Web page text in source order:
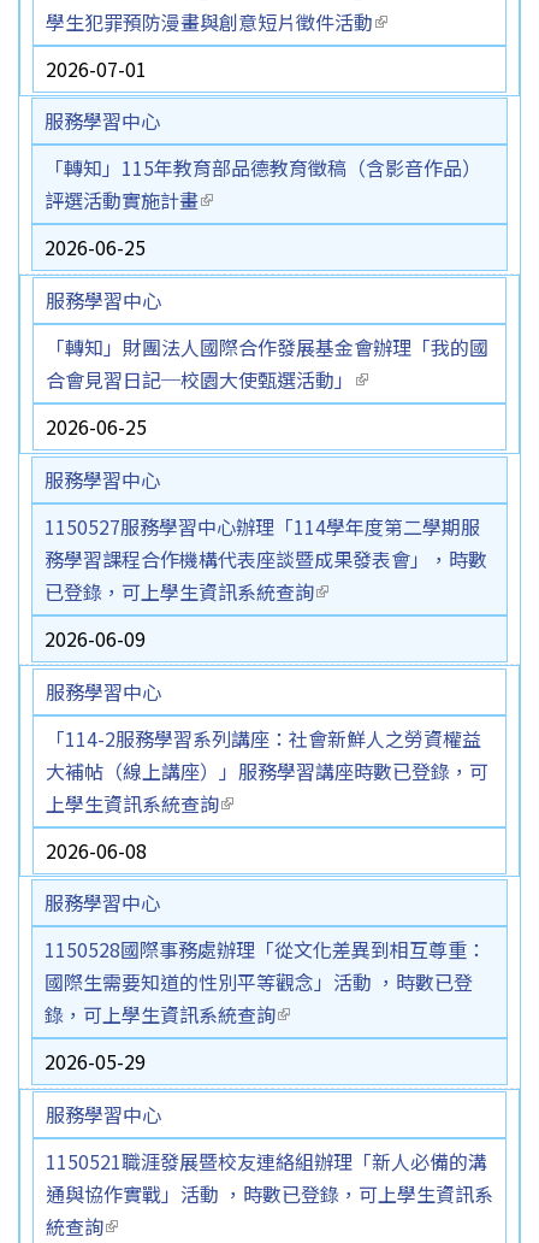
學生犯罪預防漫畫與創意短片徵件活動(link is external)
2026-07-01
服務學習中心
「轉知」115年教育部品德教育徵稿（含影音作品）
評選活動實施計畫(link is external)
2026-06-25
服務學習中心
「轉知」財團法人國際合作發展基金會辦理「我的國
合會見習日記─校園大使甄選活動」 (link is external)
2026-06-25
服務學習中心
1150527服務學習中心辦理「114學年度第二學期服
務學習課程合作機構代表座談暨成果發表會」，時數
已登錄，可上學生資訊系統查詢(link is external)
2026-06-09
服務學習中心
「114-2服務學習系列講座：社會新鮮人之勞資權益
大補帖（線上講座）」服務學習講座時數已登錄，可
上學生資訊系統查詢(link is external)
2026-06-08
服務學習中心
1150528國際事務處辦理「從文化差異到相互尊重：
國際生需要知道的性別平等觀念」活動 ，時數已登
錄，可上學生資訊系統查詢(link is external)
2026-05-29
服務學習中心
1150521職涯發展暨校友連絡組辦理「新人必備的溝
通與協作實戰」活動 ，時數已登錄，可上學生資訊系
統查詢(link is external)